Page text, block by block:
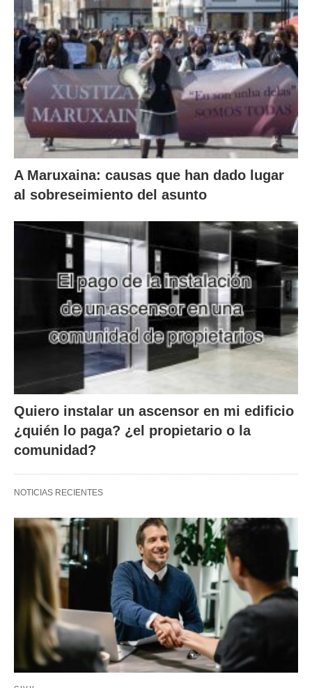
A Maruxaina: causas que han dado lugar
al sobreseimiento del asunto
Quiero instalar un ascensor en mi edificio
¿quién lo paga? ¿el propietario o la
comunidad?
NOTICIAS RECIENTES